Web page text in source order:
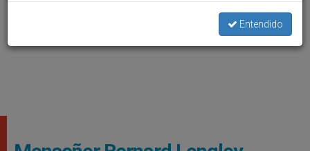
Entendido